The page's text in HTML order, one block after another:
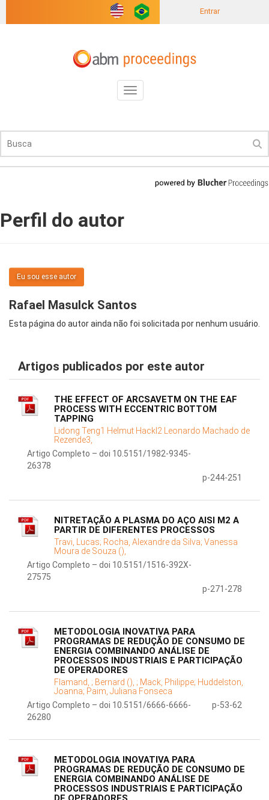
Entrar
Toggle
navigation
Perfil do autor
Eu sou esse autor
Rafael Masulck Santos
Esta página do autor ainda não foi solicitada por nenhum usuário.
Artigos publicados por este autor
THE EFFECT OF ARCSAVETM ON THE EAF
PROCESS WITH ECCENTRIC BOTTOM
TAPPING
Lidong Teng1 Helmut Hackl2 Leonardo Machado de
Rezende3,
Artigo Completo – doi 10.5151/1982-9345-
26378
p-244-251
NITRETAÇÃO A PLASMA DO AÇO AISI M2 A
PARTIR DE DIFERENTES PROCESSOS
Travi, Lucas; Rocha, Alexandre da Silva; Vanessa
Moura de Souza (),
Artigo Completo – doi 10.5151/1516-392X-
27575
p-271-278
METODOLOGIA INOVATIVA PARA
PROGRAMAS DE REDUÇÃO DE CONSUMO DE
ENERGIA COMBINANDO ANÁLISE DE
PROCESSOS INDUSTRIAIS E PARTICIPAÇÃO
DE OPERADORES
Flamand, ; Bernard (), ; Mack, Philippe; Huddelston,
Joanna; Paim, Juliana Fonseca
Artigo Completo – doi 10.5151/6666-6666-
26280
p-53-62
METODOLOGIA INOVATIVA PARA
PROGRAMAS DE REDUÇÃO DE CONSUMO DE
ENERGIA COMBINANDO ANÁLISE DE
PROCESSOS INDUSTRIAIS E PARTICIPAÇÃO